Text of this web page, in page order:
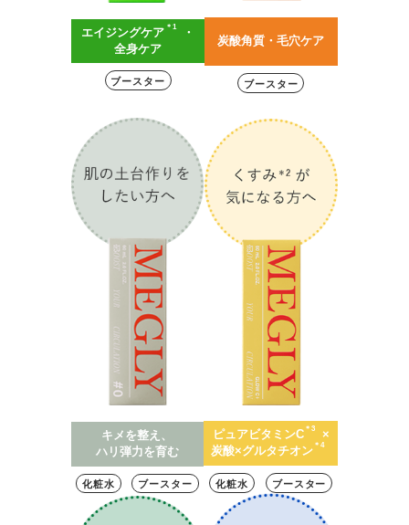
エイジングケア ＊1
・
全身ケア
ブースター
炭酸角質・毛穴ケア
ブースター
キメを整え、
ハリ弾力を育む
化粧水 ブースター
ピュアビタミンC ＊3
×
炭酸×グルタチオン ＊4
化粧水 ブースター